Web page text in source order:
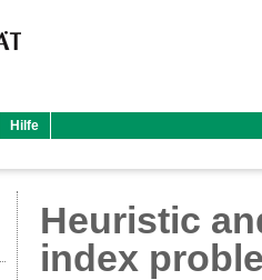
Hilfe
Heuristic
index